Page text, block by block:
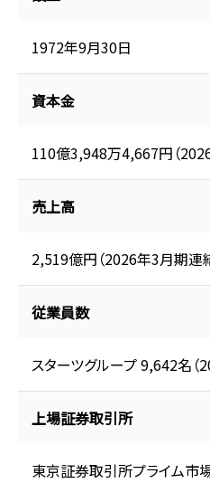
1972年9月30日
資本金
110億3,948万4,667円（
売上高
2,519億円（2026年3月期連
従業員数
スターツグループ 9,642名（
上場証券取引所
東京証券取引所プライム市